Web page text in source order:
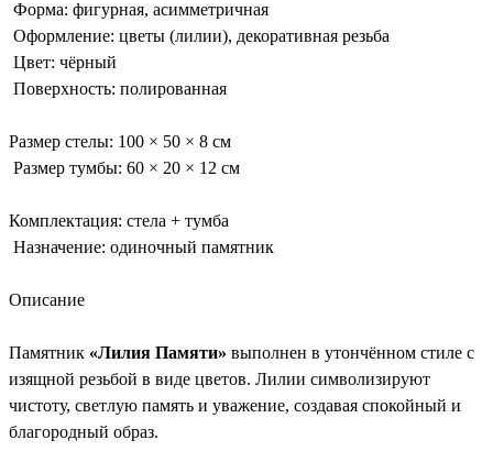
Форма: фигурная, асимметричная
Оформление: цветы (лилии), декоративная резьба
Цвет: чёрный
Поверхность: полированная
Размер стелы: 100 × 50 × 8 см
Размер тумбы: 60 × 20 × 12 см
Комплектация: стела + тумба
Назначение: одиночный памятник
Описание
Памятник «Лилия Памяти» выполнен в утончённом стиле с
изящной резьбой в виде цветов. Лилии символизируют
чистоту, светлую память и уважение, создавая спокойный и
благородный образ.